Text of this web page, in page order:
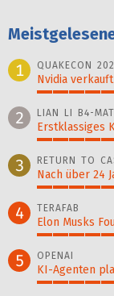
1
QUAKECON
Nvidia verkauft
100%
2 LIAN LI B4-
Erstklassiges
96%
3 RETURN TO
Nach über 24
89%
4 TERAFAB
Elon Musks
78%
5 OPENAI
KI-Agenten
70%